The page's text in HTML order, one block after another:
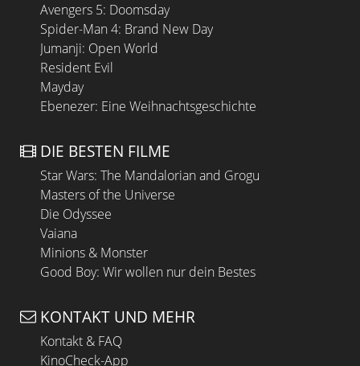
Avengers 5: Doomsday
Spider-Man 4: Brand New Day
Jumanji: Open World
Resident Evil
Mayday
Ebenezer: Eine Weihnachtsgeschichte
DIE BESTEN FILME
Star Wars: The Mandalorian and Grogu
Masters of the Universe
Die Odyssee
Vaiana
Minions & Monster
Good Boy: Wir wollen nur dein Bestes
KONTAKT UND MEHR
Kontakt & FAQ
KinoCheck-App